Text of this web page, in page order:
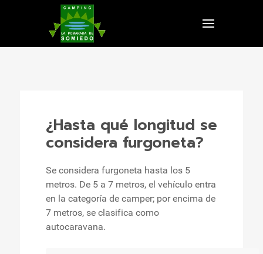
¿Hasta qué longitud se
considera furgoneta?
Se considera furgoneta hasta los 5
metros. De 5 a 7 metros, el vehículo entra
en la categoría de camper; por encima de
7 metros, se clasifica como
autocaravana.